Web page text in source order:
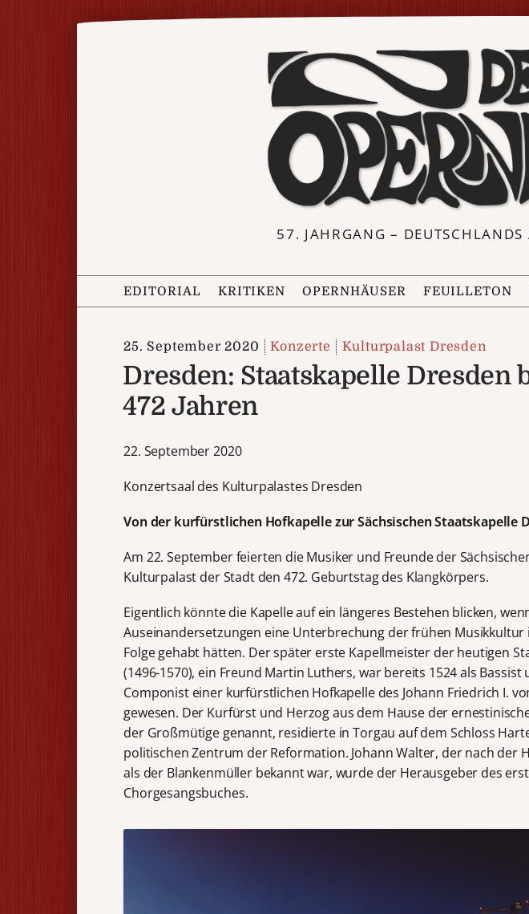
57. JAHRGANG – DEUTSCHLANDS
EDITORIAL KRITIKEN OPERNHÄUSER FEUILLETON
25. September 2020 Konzerte Kulturpalast Dresden
Dresden: Staatskapelle Dresden
472 Jahren
22. September 2020
Konzertsaal des Kulturpalastes Dresden
Von der kurfürstlichen Hofkapelle zur Sächsischen Staatskapelle
Am 22. September feierten die Musiker und Freunde der
Kulturpalast der Stadt den 472. Geburtstag des Klangkörpers.
Eigentlich könnte die Kapelle auf ein längeres Bestehen blicken,
Auseinandersetzungen eine Unterbrechung der frühen Musikkultur
Folge gehabt hätten. Der später erste Kapellmeister der heutigen
(1496-1570), ein Freund Martin Luthers, war bereits 1524 als Bassist
Componist einer kurfürstlichen Hofkapelle des Johann Friedrich I.
gewesen. Der Kurfürst und Herzog aus dem Hause der
der Großmütige genannt, residierte in Torgau auf dem Schloss
politischen Zentrum der Reformation. Johann Walter, der nach der
als der Blankenmüller bekannt war, wurde der Herausgeber des
Chorgesangsbuches.